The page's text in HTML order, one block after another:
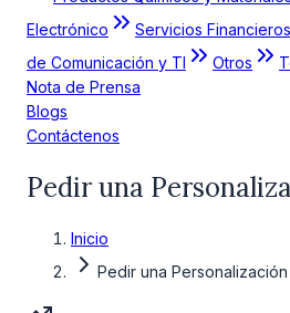
Electrónico
Servicios Financieros
de Comunicación y TI
Otros
Nota de Prensa
Blogs
Contáctenos
Pedir una
Inicio
Pedir una Personalización